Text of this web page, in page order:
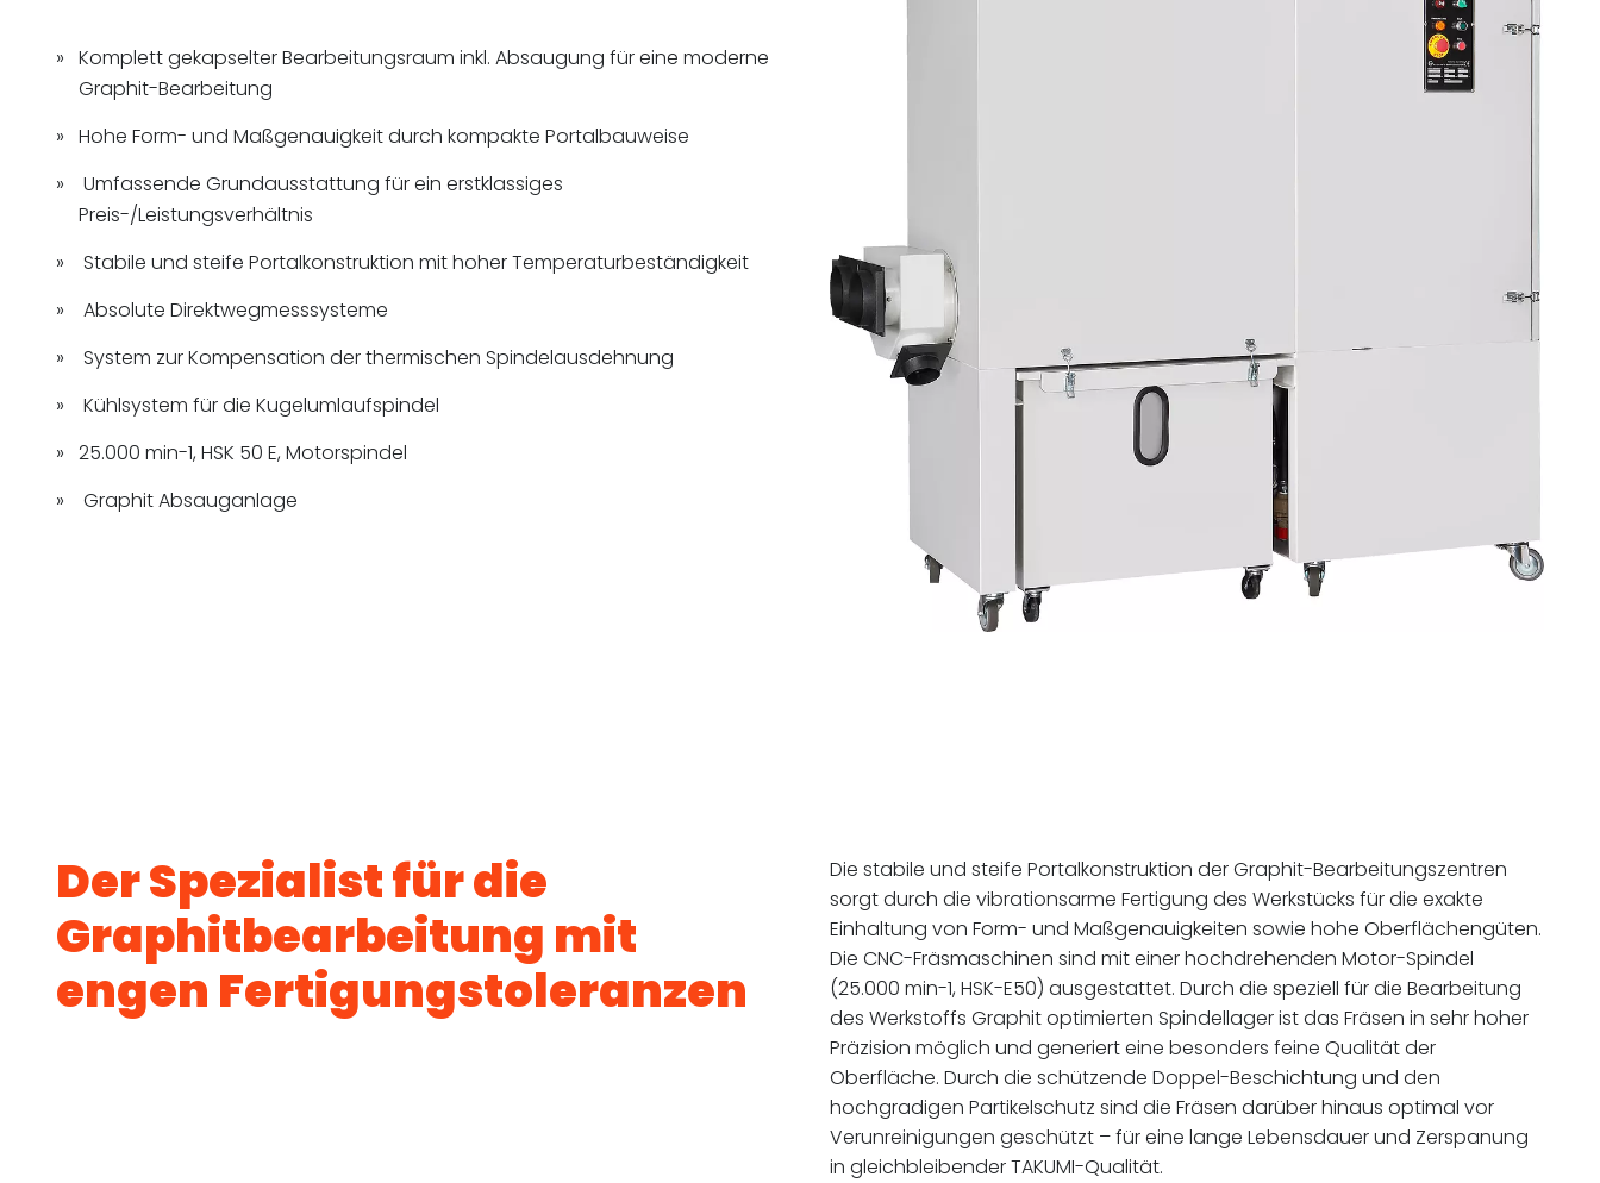
Komplett gekapselter Bearbeitungsraum inkl. Absaugung für eine moderne
Graphit-Bearbeitung
Hohe Form- und Maßgenauigkeit durch kompakte Portalbauweise
Umfassende Grundausstattung für ein erstklassiges
Preis-/Leistungsverhältnis
Stabile und steife Portalkonstruktion mit hoher Temperaturbeständigkeit
Absolute Direktwegmesssysteme
System zur Kompensation der thermischen Spindelausdehnung
Kühlsystem für die Kugelumlaufspindel
25.000 min-1, HSK 50 E, Motorspindel
Graphit Absauganlage
Der Spezialist für die
Graphitbearbeitung mit
engen Fertigungstoleranzen
Die stabile und steife Portalkonstruktion der Graphit-Bearbeitungszentren
sorgt durch die vibrationsarme Fertigung des Werkstücks für die exakte
Einhaltung von Form- und Maßgenauigkeiten sowie hohe Oberflächengüten.
Die CNC-Fräsmaschinen sind mit einer hochdrehenden Motor-Spindel
(25.000 min-1, HSK-E50) ausgestattet. Durch die speziell für die Bearbeitung
des Werkstoffs Graphit optimierten Spindellager ist das Fräsen in sehr hoher
Präzision möglich und generiert eine besonders feine Qualität der
Oberfläche. Durch die schützende Doppel-Beschichtung und den
hochgradigen Partikelschutz sind die Fräsen darüber hinaus optimal vor
Verunreinigungen geschützt – für eine lange Lebensdauer und Zerspanung
in gleichbleibender TAKUMI-Qualität.